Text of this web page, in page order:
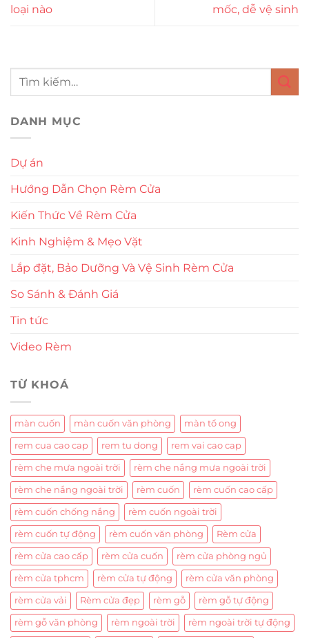
loại nào
mốc, dễ vệ sinh
DANH MỤC
Dự án
Hướng Dẫn Chọn Rèm Cửa
Kiến Thức Về Rèm Cửa
Kinh Nghiệm & Mẹo Vặt
Lắp đặt, Bảo Dưỡng Và Vệ Sinh Rèm Cửa
So Sánh & Đánh Giá
Tin tức
Video Rèm
TỪ KHOÁ
màn cuốn màn cuốn văn phòng màn tổ ong
rem cua cao cap rem tu dong rem vai cao cap
rèm che mưa ngoài trời rèm che nắng mưa ngoài trời
rèm che nắng ngoài trời rèm cuốn rèm cuốn cao cấp
rèm cuốn chống nắng rèm cuốn ngoài trời
rèm cuốn tự động rèm cuốn văn phòng Rèm cửa
rèm cửa cao cấp rèm cửa cuốn rèm cửa phòng ngủ
rèm cửa tphcm rèm cửa tự động rèm cửa văn phòng
rèm cửa vải Rèm cửa đẹp rèm gỗ rèm gỗ tự động
rèm gỗ văn phòng rèm ngoài trời rèm ngoài trời tự động